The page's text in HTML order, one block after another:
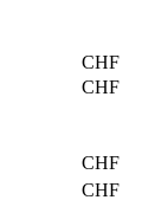
CHF
CHF
CHF
CHF